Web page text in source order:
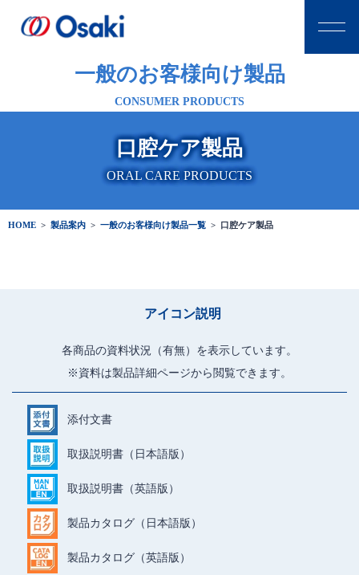
一般のお客様向け製品
CONSUMER PRODUCTS
口腔ケア製品
ORAL CARE PRODUCTS
HOME > 製品案内 > 一般のお客様向け製品一覧 > 口腔ケア製品
アイコン説明
各商品の資料状況（有無）を表示しています。
※資料は製品詳細ページから閲覧できます。
添付文書
取扱説明書（日本語版）
取扱説明書（英語版）
製品カタログ（日本語版）
製品カタログ（英語版）